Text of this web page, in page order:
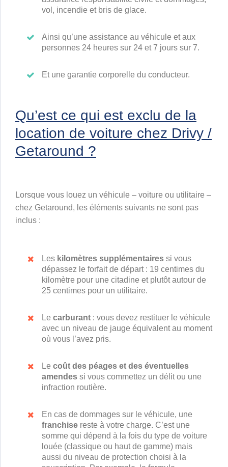
vol, incendie et bris de glace.
Ainsi qu’une assistance au véhicule et aux
personnes 24 heures sur 24 et 7 jours sur 7.
Et une garantie corporelle du conducteur.
Qu’est ce qui est exclu de la
location de voiture chez Drivy /
Getaround ?
Lorsque vous louez un véhicule – voiture ou utilitaire –
chez Getaround, les éléments suivants ne sont pas
inclus :
Les kilomètres supplémentaires si vous
dépassez le forfait de départ : 19 centimes du
kilomètre pour une citadine et plutôt autour de
25 centimes pour un utilitaire.
Le carburant : vous devez restituer le véhicule
avec un niveau de jauge équivalent au moment
où vous l’avez pris.
Le coût des péages et des éventuelles
amendes si vous commettez un délit ou une
infraction routière.
En cas de dommages sur le véhicule, une
franchise reste à votre charge. C’est une
somme qui dépend à la fois du type de voiture
louée (classique ou haut de gamme) mais
aussi du niveau de protection choisi à la